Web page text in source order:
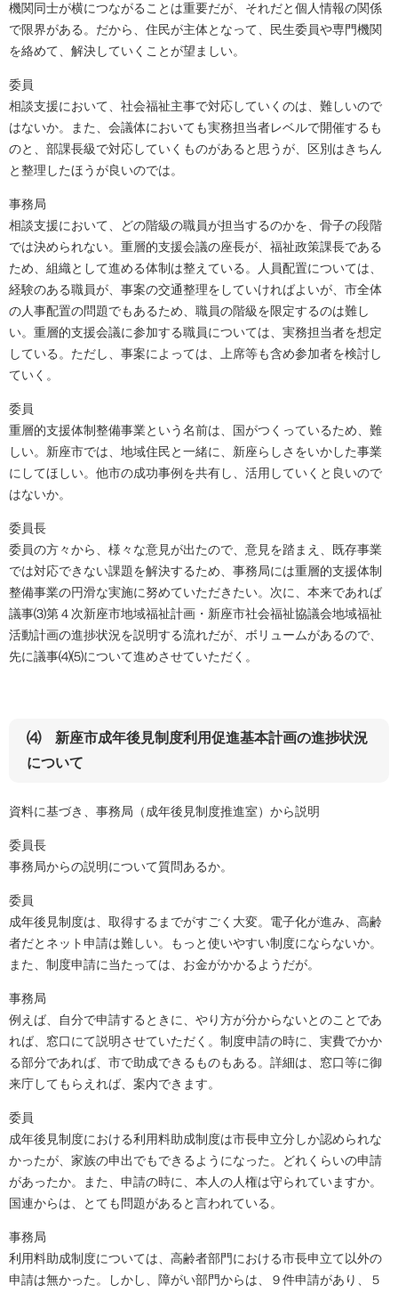
機関同士が横につながることは重要だが、それだと個人情報の関係
で限界がある。だから、住民が主体となって、民生委員や専門機関
を絡めて、解決していくことが望ましい。
委員
相談支援において、社会福祉主事で対応していくのは、難しいので
はないか。また、会議体においても実務担当者レベルで開催するも
のと、部課長級で対応していくものがあると思うが、区別はきちん
と整理したほうが良いのでは。
事務局
相談支援において、どの階級の職員が担当するのかを、骨子の段階
では決められない。重層的支援会議の座長が、福祉政策課長である
ため、組織として進める体制は整えている。人員配置については、
経験のある職員が、事案の交通整理をしていければよいが、市全体
の人事配置の問題でもあるため、職員の階級を限定するのは難し
い。重層的支援会議に参加する職員については、実務担当者を想定
している。ただし、事案によっては、上席等も含め参加者を検討し
ていく。
委員
重層的支援体制整備事業という名前は、国がつくっているため、難
しい。新座市では、地域住民と一緒に、新座らしさをいかした事業
にしてほしい。他市の成功事例を共有し、活用していくと良いので
はないか。
委員長
委員の方々から、様々な意見が出たので、意見を踏まえ、既存事業
では対応できない課題を解決するため、事務局には重層的支援体制
整備事業の円滑な実施に努めていただきたい。次に、本来であれば
議事⑶第４次新座市地域福祉計画・新座市社会福祉協議会地域福祉
活動計画の進捗状況を説明する流れだが、ボリュームがあるので、
先に議事⑷⑸について進めさせていただく。
⑷ 新座市成年後見制度利用促進基本計画の進捗状況
について
資料に基づき、事務局（成年後見制度推進室）から説明
委員長
事務局からの説明について質問あるか。
委員
成年後見制度は、取得するまでがすごく大変。電子化が進み、高齢
者だとネット申請は難しい。もっと使いやすい制度にならないか。
また、制度申請に当たっては、お金がかかるようだが。
事務局
例えば、自分で申請するときに、やり方が分からないとのことであ
れば、窓口にて説明させていただく。制度申請の時に、実費でかか
る部分であれば、市で助成できるものもある。詳細は、窓口等に御
来庁してもらえれば、案内できます。
委員
成年後見制度における利用料助成制度は市長申立分しか認められな
かったが、家族の申出でもできるようになった。どれくらいの申請
があったか。また、申請の時に、本人の人権は守られていますか。
国連からは、とても問題があると言われている。
事務局
利用料助成制度については、高齢者部門における市長申立て以外の
申請は無かった。しかし、障がい部門からは、９件申請があり、５